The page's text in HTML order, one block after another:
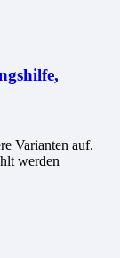
Varianten auf.
werden